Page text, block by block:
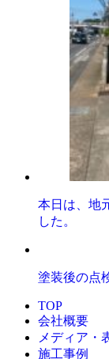
本日は、地
した。
塗装後の点
TOP
会社概要
メディア・
施工事例